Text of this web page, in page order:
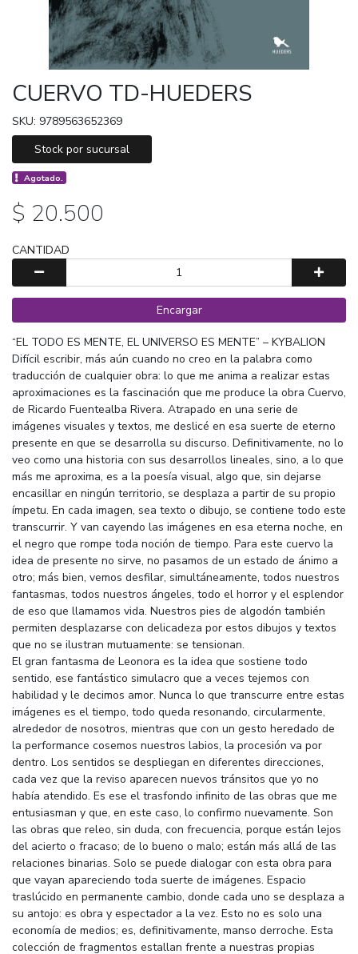
CUERVO TD-HUEDERS
SKU: 9789563652369
Stock por sucursal
Agotado.
$ 20.500
CANTIDAD
Encargar
“EL TODO ES MENTE, EL UNIVERSO ES MENTE” – KYBALION
Difícil escribir, más aún cuando no creo en la palabra como
traducción de cualquier obra: lo que me anima a realizar estas
aproximaciones es la fascinación que me produce la obra Cuervo,
de Ricardo Fuentealba Rivera. Atrapado en una serie de
imágenes visuales y textos, me deslicé en esa suerte de eterno
presente en que se desarrolla su discurso. Definitivamente, no lo
veo como una historia con sus desarrollos lineales, sino, a lo que
más me aproxima, es a la poesía visual, algo que, sin dejarse
encasillar en ningún territorio, se desplaza a partir de su propio
ímpetu. En cada imagen, sea texto o dibujo, se contiene todo este
transcurrir. Y van cayendo las imágenes en esa eterna noche, en
el negro que rompe toda noción de tiempo. Para este cuervo la
idea de presente no sirve, no pasamos de un estado de ánimo a
otro; más bien, vemos desfilar, simultáneamente, todos nuestros
fantasmas, todos nuestros ángeles, todo el horror y el esplendor
de eso que llamamos vida. Nuestros pies de algodón también
permiten desplazarse con delicadeza por estos dibujos y textos
que no se ilustran mutuamente: se tensionan.
El gran fantasma de Leonora es la idea que sostiene todo
sentido, ese fantástico simulacro que a veces tejemos con
habilidad y le decimos amor. Nunca lo que transcurre entre estas
imágenes es el tiempo, todo queda resonando, circularmente,
alrededor de nosotros, mientras que con un gesto heredado de
la performance cosemos nuestros labios, la procesión va por
dentro. Los sentidos se despliegan en diferentes direcciones,
cada vez que la reviso aparecen nuevos tránsitos que yo no
había atendido. Es ese el trasfondo infinito de las obras que me
entusiasman y que, en este caso, lo confirmo nuevamente. Son
las obras que releo, sin duda, con frecuencia, porque están lejos
del acierto o fracaso; de lo bueno o malo; están más allá de las
relaciones binarias. Solo se puede dialogar con esta obra para
que vayan apareciendo toda suerte de imágenes. Espacio
traslúcido en permanente cambio, donde cada uno se desplaza a
su antojo: es obra y espectador a la vez. Esto no es solo una
economía de medios; es, definitivamente, manso derroche. Esta
colección de fragmentos estallan frente a nuestras propias